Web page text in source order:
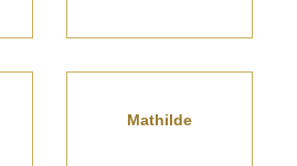
Mathilde